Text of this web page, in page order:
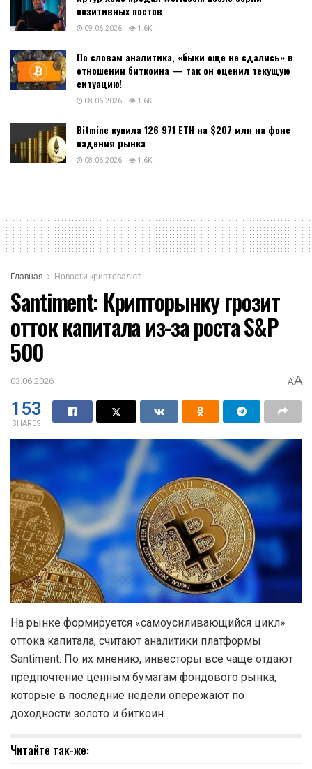
позитивных постов
09.06.2026 1.6K
По словам аналитика, «быки еще не сдались» в
отношении биткоина — так он оценил текущую
ситуацию!
08.06.2026 1.6K
Bitmine купила 126 971 ETH на $207 млн на фоне
падения рынка
08.06.2026 1.6K
Главная Новости криптовалют
Santiment: Крипторынку грозит
отток капитала из-за роста S&P
500
03.06.2026 AA
153
SHARES
На рынке формируется «самоусиливающийся цикл»
оттока капитала, считают аналитики платформы
Santiment. По их мнению, инвесторы все чаще отдают
предпочтение ценным бумагам фондового рынка,
которые в последние недели опережают по
доходности золото и биткоин.
Читайте так-же: